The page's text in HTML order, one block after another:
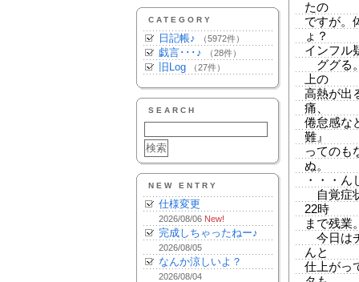
CATEGORY
日記帳♪ （5972件）
戯言･･･♪ （28件）
旧Log （27件）
SEARCH
NEW ENTRY
仕様変更
2026/08/06 New!
完成しちゃったねー♪
2026/08/05
なんか涼しいよ？
2026/08/04
たの
ですが。
ょ？
インフル
ググる
上の
高熱が出
痛、
倦怠感な
難』
ってのも
ぬ。
・・・
自覚症
22時
まで残業
今日は
んと
仕上がっ